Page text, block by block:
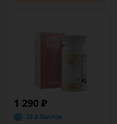
1 290 ₽
25.8 баллов